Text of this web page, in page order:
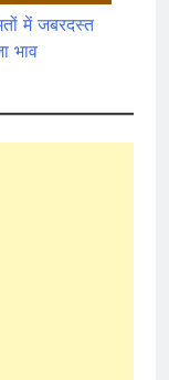
में जबरदस्त
भाव